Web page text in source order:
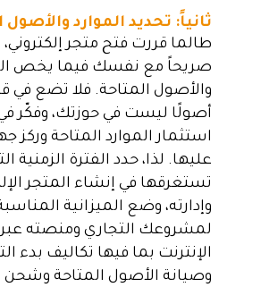
ثانياً: تحديد الموارد والأصول
طالما قررت فتح متجر
صريحاً مع نفسك فيما يخص
والأصول المتاحة. فلا تضع في
أصولًا ليست في حوزتك، وفكّر
استثمار الموارد المتاحة وركز
عليها. لذا، حدد الفترة الزمنية
تستغرقها في إنشاء المتجر
وإدارته، وضع الميزانية
لمشروعك التجاري ومنصته عبر
الإنترنت بما فيها تكاليف بدء
وصيانة الأصول المتاحة وشحن